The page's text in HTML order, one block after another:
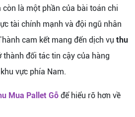
là một phần của bài toán chi
tài chính mạnh và đội ngũ nhân
cam kết mang đến dịch vụ thu
thành đối tác tin cậy của hàng
vực phía Nam.
Mua Pallet Gỗ để hiểu rõ hơn về